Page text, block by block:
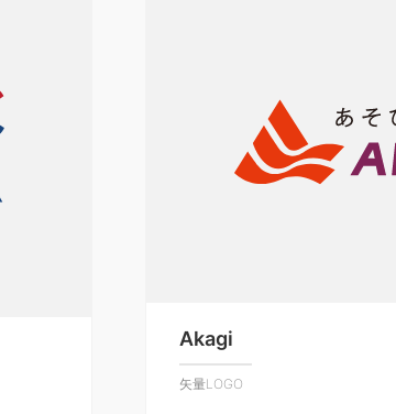
Akagi
矢量LOGO